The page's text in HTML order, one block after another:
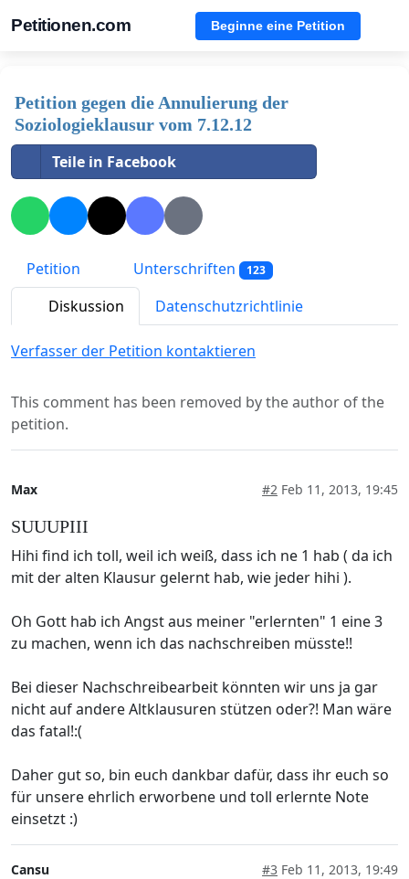
Petitionen.com Beginne eine Petition
Petition gegen die Annulierung der
Soziologieklausur vom 7.12.12
Teile in Facebook
Petition Unterschriften 123
Diskussion Datenschutzrichtlinie
Verfasser der Petition kontaktieren
This comment has been removed by the author of the
petition.
Max #2 Feb 11, 2013, 19:45
SUUUPIII
Hihi find ich toll, weil ich weiß, dass ich ne 1 hab ( da ich
mit der alten Klausur gelernt hab, wie jeder hihi ).
Oh Gott hab ich Angst aus meiner "erlernten" 1 eine 3
zu machen, wenn ich das nachschreiben müsste!!
Bei dieser Nachschreibearbeit könnten wir uns ja gar
nicht auf andere Altklausuren stützen oder?! Man wäre
das fatal!:(
Daher gut so, bin euch dankbar dafür, dass ihr euch so
für unsere ehrlich erworbene und toll erlernte Note
einsetzt :)
Cansu #3 Feb 11, 2013, 19:49